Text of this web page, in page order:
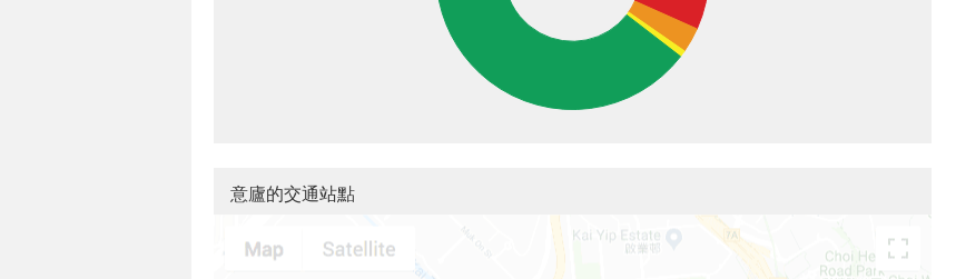
意廬的交通站點